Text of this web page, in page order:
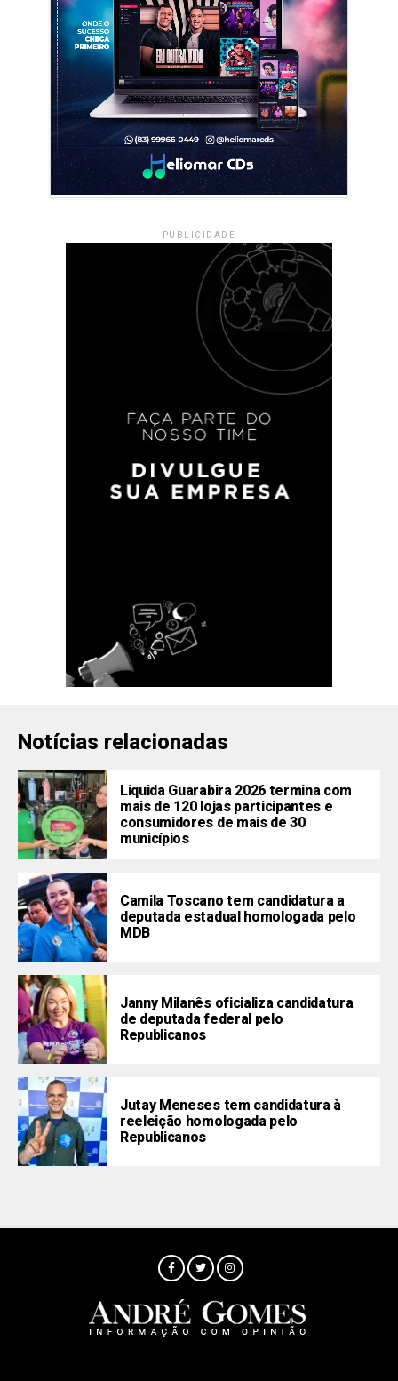
PUBLICIDADE
Notícias relacionadas
Liquida Guarabira 2026 termina com
mais de 120 lojas participantes e
consumidores de mais de 30
municípios
Camila Toscano tem candidatura a
deputada estadual homologada pelo
MDB
Janny Milanês oficializa candidatura
de deputada federal pelo
Republicanos
Jutay Meneses tem candidatura à
reeleição homologada pelo
Republicanos